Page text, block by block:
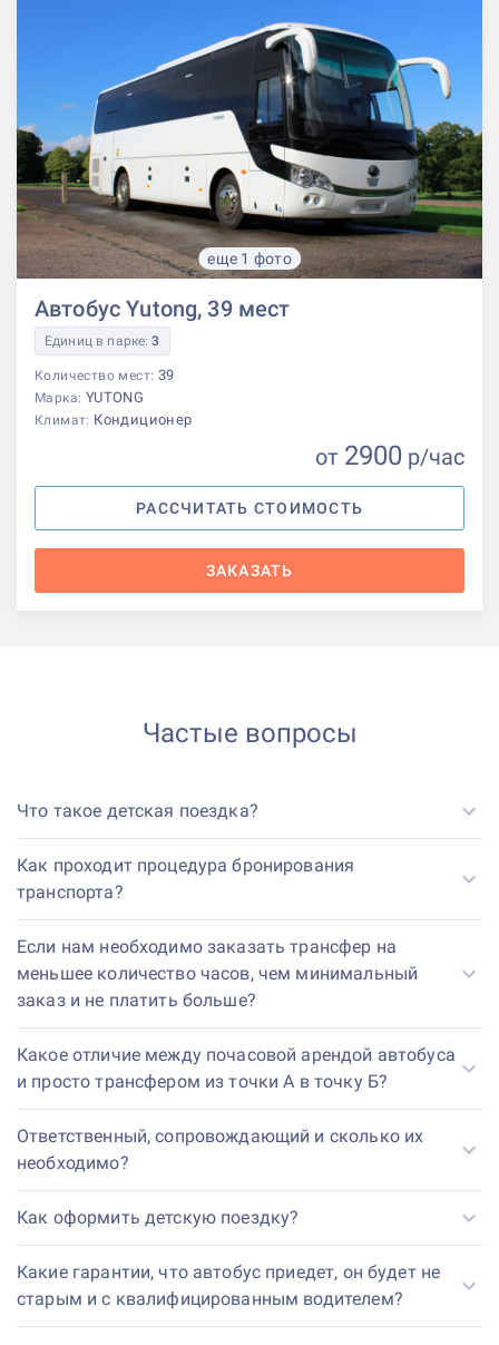
еще 1 фото
Автобус Yutong, 39 мест
Единиц в парке:3
Количество мест: 39
Марка: YUTONG
Климат: Кондиционер
от 2900 р/час
РАССЧИТАТЬ СТОИМОСТЬ
ЗАКАЗАТЬ
Частые вопросы
Что такое детская поездка?
Как проходит процедура бронирования
транспорта?
Если нам необходимо заказать трансфер на
меньшее количество часов, чем минимальный
заказ и не платить больше?
Какое отличие между почасовой арендой автобуса
и просто трансфером из точки А в точку Б?
Ответственный, сопровождающий и сколько их
необходимо?
Как оформить детскую поездку?
Какие гарантии, что автобус приедет, он будет не
старым и с квалифицированным водителем?